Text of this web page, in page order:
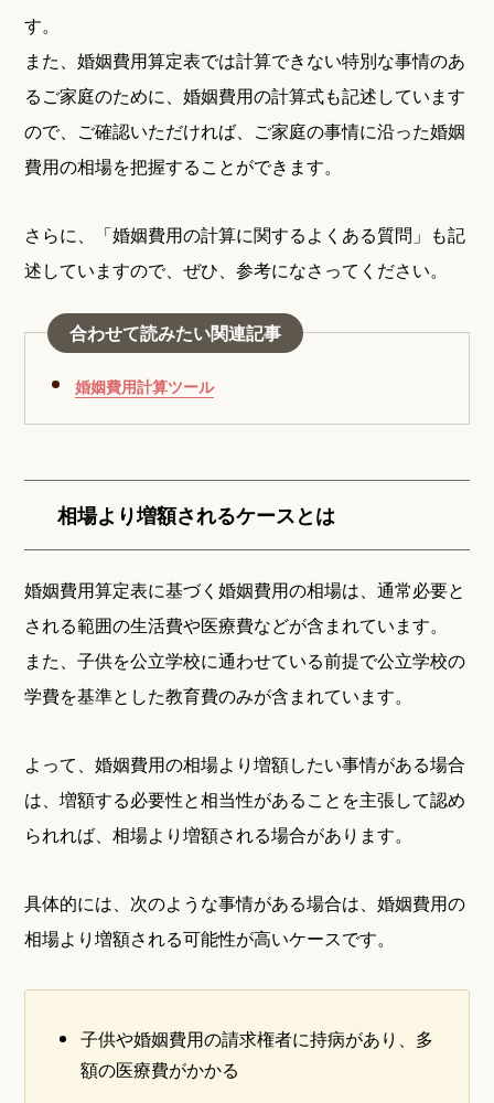
す。
また、婚姻費用算定表では計算できない特別な事情のあ
るご家庭のために、婚姻費用の計算式も記述しています
ので、ご確認いただければ、ご家庭の事情に沿った婚姻
費用の相場を把握することができます。
さらに、「婚姻費用の計算に関するよくある質問」も記
述していますので、ぜひ、参考になさってください。
合わせて読みたい関連記事
婚姻費用計算ツール
相場より増額されるケースとは
婚姻費用算定表に基づく婚姻費用の相場は、通常必要と
される範囲の生活費や医療費などが含まれています。
また、子供を公立学校に通わせている前提で公立学校の
学費を基準とした教育費のみが含まれています。
よって、婚姻費用の相場より増額したい事情がある場合
は、増額する必要性と相当性があることを主張して認め
られれば、相場より増額される場合があります。
具体的には、次のような事情がある場合は、婚姻費用の
相場より増額される可能性が高いケースです。
子供や婚姻費用の請求権者に持病があり、多
額の医療費がかかる